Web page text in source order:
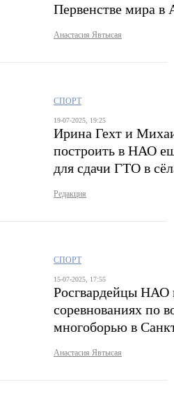
Первенстве мира в
Анастасия Явтысая
СПОРТ
19-07-2025, 19:25
Ирина Гехт и
построить в НАО
для сдачи ГТО в
Редакция
СПОРТ
15-07-2025, 17:55
Росгвардейцы НАО
соревнованиях по
многоборью в
Анастасия Явтысая